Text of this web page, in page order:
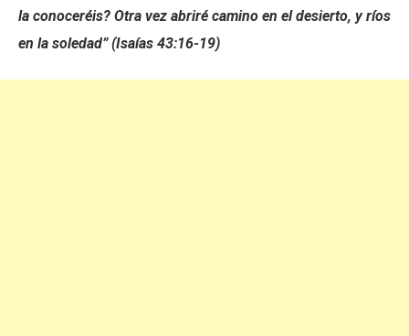
la conoceréis? Otra vez abriré camino en el desierto, y ríos
en la soledad” (Isaías 43:16-19)